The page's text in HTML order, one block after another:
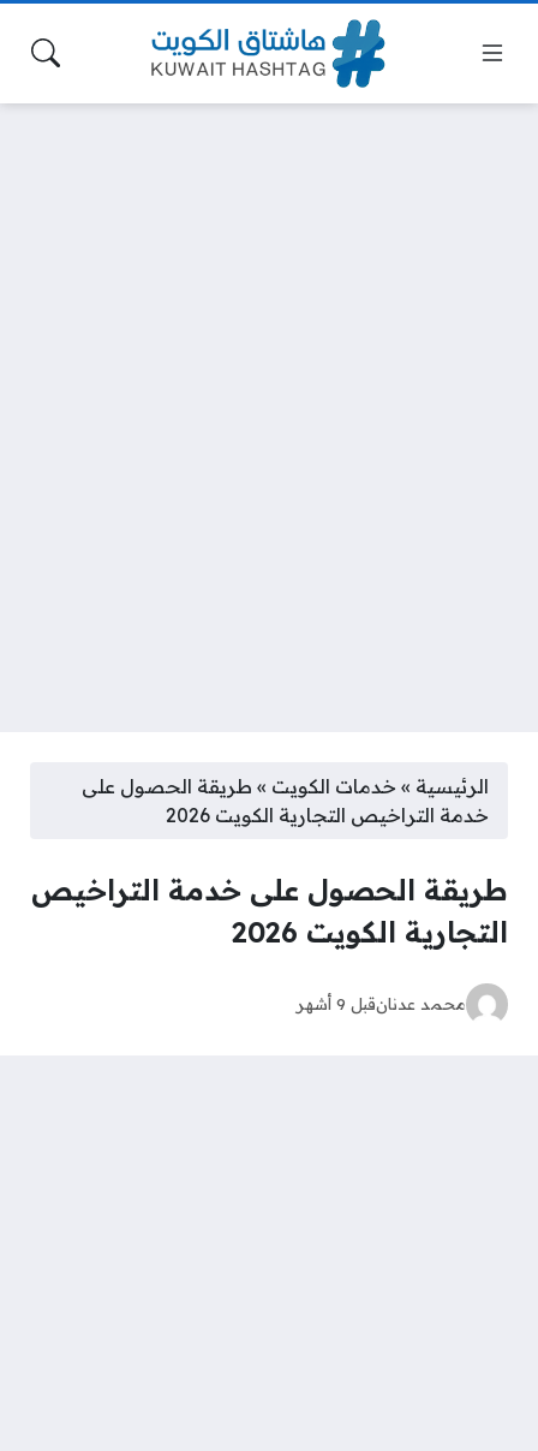
الرئيسية » خدمات الكويت » طريقة الحصول على
خدمة التراخيص التجارية الكويت 2026
طريقة الحصول على خدمة التراخيص
التجارية الكويت 2026
محمد عدنانقبل 9 أشهر